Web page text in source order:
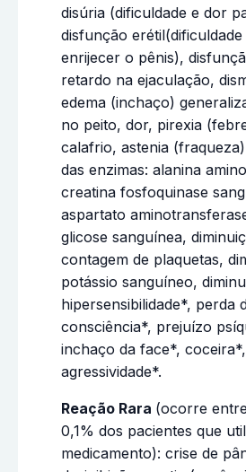
disúria (dificuldade e dor
disfunção
enrijecer o pênis),
retardo na ejaculação,
edema (inchaço)
no peito, dor, pirexia
calafrio, astenia
das enzimas: alanina
creatina fosfoquinase
aspartato
glicose sanguínea,
contagem de plaquetas,
potássio sanguíneo,
hipersensibilidade*, perda
consciência*, prejuízo
inchaço da face*,
agressividade*.
Reação Rara (ocorre
0,1% dos pacientes que
medicamento): crise de